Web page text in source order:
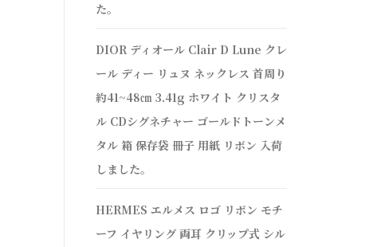
た。
DIOR ディオール Clair D Lune クレ
ール ディー リュヌ ネックレス 首周り
約41~48㎝ 3.41g ホワイト クリスタ
ル CDシグネチャー ゴールドトーンメ
タル 箱 保存袋 冊子 用紙 リボン 入荷
しました。
HERMES エルメス ロゴ リボン モチ
ーフ イヤリング 両耳 クリップ式 シル